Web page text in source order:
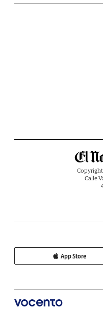
Copyright
Calle
App Store